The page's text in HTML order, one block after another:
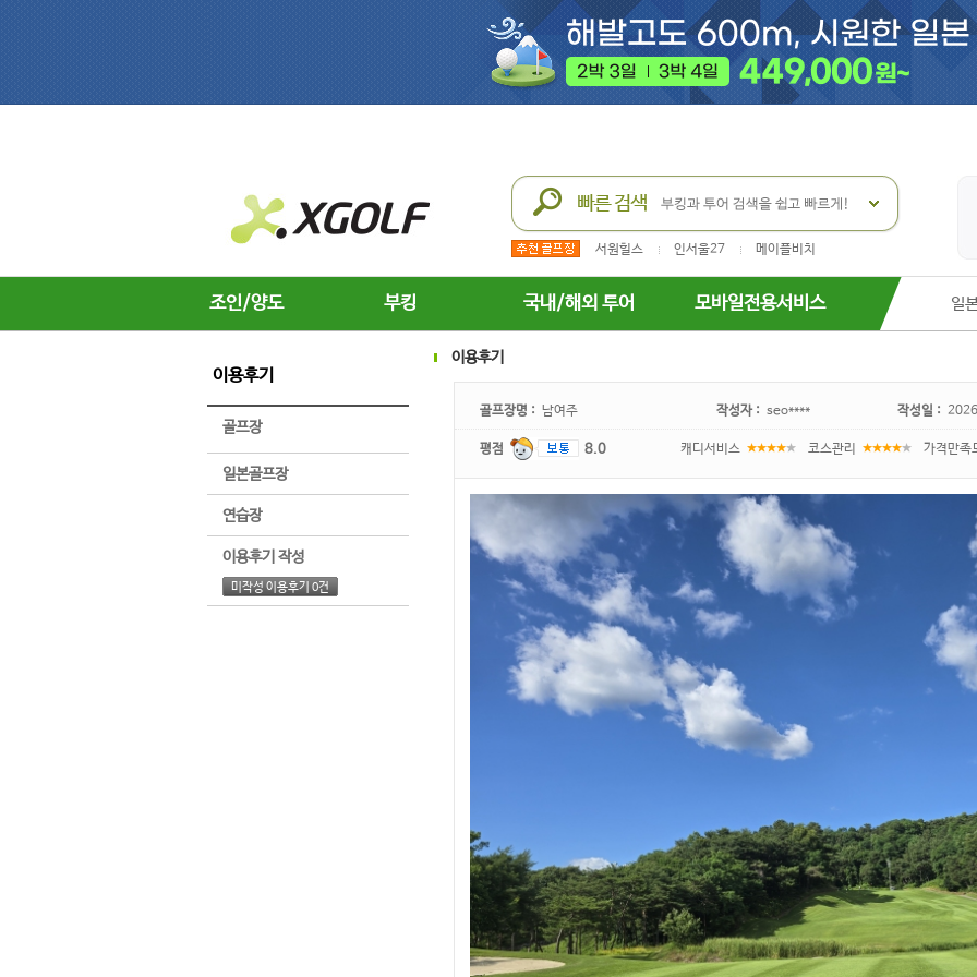
서원힐스 인서울27 메이플비치
조인/양도 부킹 국내/해외 투어 모바일전용서비스 일
이용후기
골프장
일본골프장
연습장
이용후기 작성
미작성 이용후기 0건
이용후기
골프장명 : 남여주 작성자 : seo**** 작성일 :
평점 8.0 캐디서비스 코스관리 가격만족